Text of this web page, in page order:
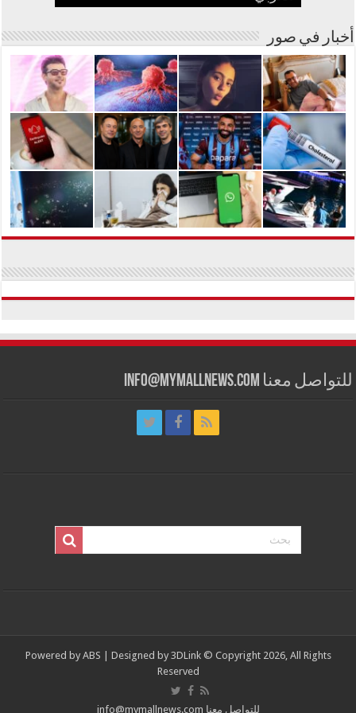
أخبار في صور
للتواصل معنا info@mymallnews.com
Powered by ABS | Designed by 3DLink© Copyright 2026, All Rights
Reserved
للتواصل معنا info@mymallnews.com